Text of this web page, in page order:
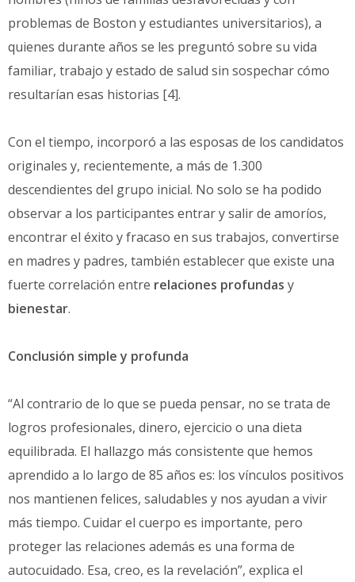
problemas de Boston y estudiantes universitarios), a
quienes durante años se les preguntó sobre su vida
familiar, trabajo y estado de salud sin sospechar cómo
resultarían esas historias [4].
Con el tiempo, incorporó a las esposas de los candidatos
originales y, recientemente, a más de 1.300
descendientes del grupo inicial. No solo se ha podido
observar a los participantes entrar y salir de amoríos,
encontrar el éxito y fracaso en sus trabajos, convertirse
en madres y padres, también establecer que existe una
fuerte correlación entre relaciones profundas y
bienestar.
Conclusión simple y profunda
“Al contrario de lo que se pueda pensar, no se trata de
logros profesionales, dinero, ejercicio o una dieta
equilibrada. El hallazgo más consistente que hemos
aprendido a lo largo de 85 años es: los vínculos positivos
nos mantienen felices, saludables y nos ayudan a vivir
más tiempo. Cuidar el cuerpo es importante, pero
proteger las relaciones además es una forma de
autocuidado. Esa, creo, es la revelación”, explica el